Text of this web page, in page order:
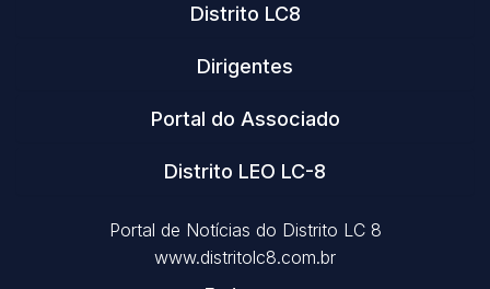
Distrito LC8
Dirigentes
Portal do Associado
Distrito LEO LC-8
Portal de Notícias do Distrito LC 8
www.distritolc8.com.br